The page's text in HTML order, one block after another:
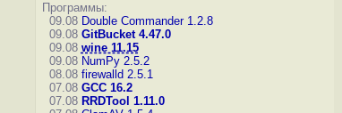
Программы:
09.08 Double Commander 1.2.8
09.08 GitBucket 4.47.0
09.08 wine 11.15
09.08 NumPy 2.5.2
08.08 firewalld 2.5.1
07.08 GCC 16.2
07.08 RRDTool 1.11.0